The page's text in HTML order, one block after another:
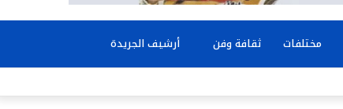
مختلفات ثقافة وفن أرشيف الجريدة
عن